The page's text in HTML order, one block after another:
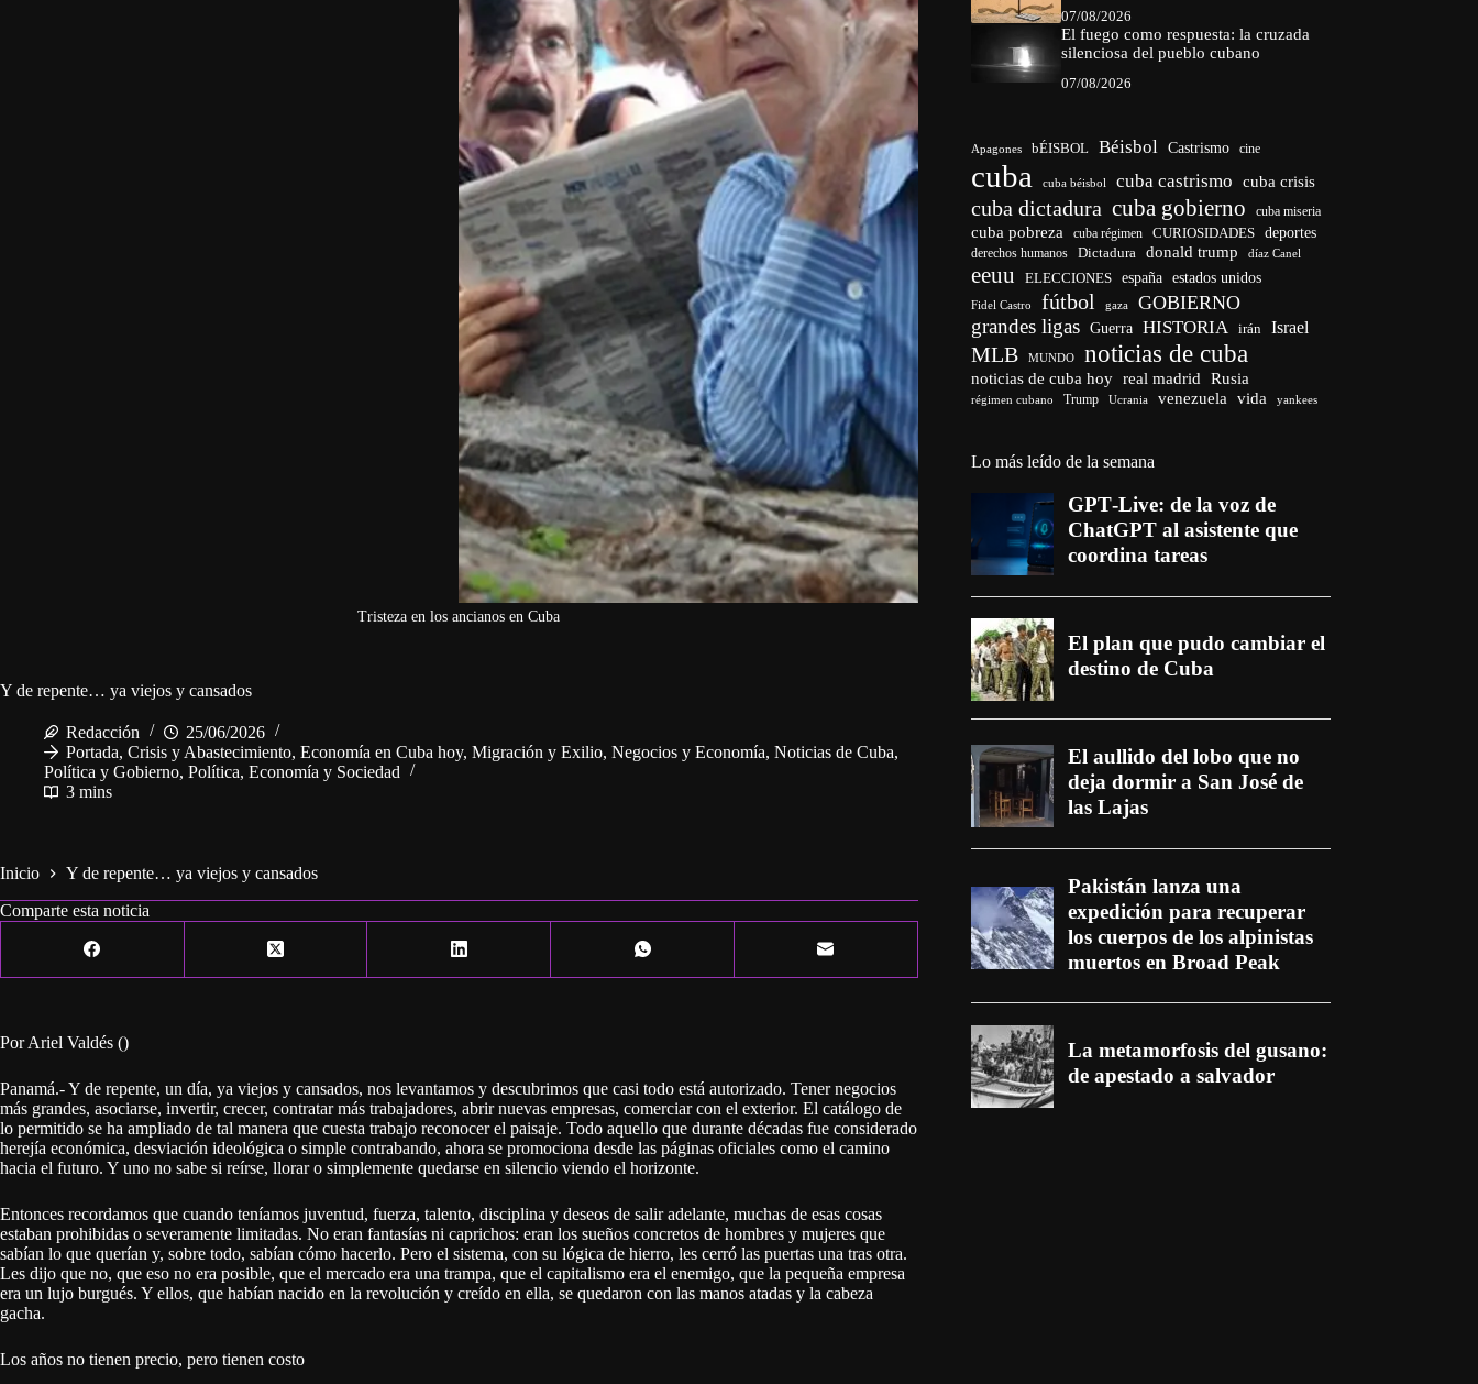
Tristeza en los ancianos en Cuba
Y de repente… ya viejos y cansados
Redacción
25/06/2026
Portada, Crisis y Abastecimiento, Economía en Cuba hoy, Migración y Exilio, Negocios y Economía, Noticias de Cuba,
Política y Gobierno, Política, Economía y Sociedad
3 mins
Inicio
Y de repente… ya viejos y cansados
Comparte esta noticia
Por Ariel Valdés ()
Panamá.- Y de repente, un día, ya viejos y cansados, nos levantamos y descubrimos que casi todo está autorizado. Tener negocios
más grandes, asociarse, invertir, crecer, contratar más trabajadores, abrir nuevas empresas, comerciar con el exterior. El catálogo de
lo permitido se ha ampliado de tal manera que cuesta trabajo reconocer el paisaje. Todo aquello que durante décadas fue considerado
herejía económica, desviación ideológica o simple contrabando, ahora se promociona desde las páginas oficiales como el camino
hacia el futuro. Y uno no sabe si reírse, llorar o simplemente quedarse en silencio viendo el horizonte.
Entonces recordamos que cuando teníamos juventud, fuerza, talento, disciplina y deseos de salir adelante, muchas de esas cosas
estaban prohibidas o severamente limitadas. No eran fantasías ni caprichos: eran los sueños concretos de hombres y mujeres que
sabían lo que querían y, sobre todo, sabían cómo hacerlo. Pero el sistema, con su lógica de hierro, les cerró las puertas una tras otra.
Les dijo que no, que eso no era posible, que el mercado era una trampa, que el capitalismo era el enemigo, que la pequeña empresa
era un lujo burgués. Y ellos, que habían nacido en la revolución y creído en ella, se quedaron con las manos atadas y la cabeza
gacha.
Los años no tienen precio, pero tienen costo
07/08/2026
El fuego como respuesta: la cruzada
silenciosa del pueblo cubano
07/08/2026
Apagones bÉISBOL Béisbol Castrismo cine
cuba cuba béisbol cuba castrismo cuba crisis
cuba dictadura cuba gobierno cuba miseria
cuba pobreza cuba régimen CURIOSIDADES deportes
derechos humanos Dictadura donald trump díaz Canel
eeuu ELECCIONES españa estados unidos
Fidel Castro fútbol gaza GOBIERNO
grandes ligas Guerra HISTORIA irán Israel
MLB MUNDO noticias de cuba
noticias de cuba hoy real madrid Rusia
régimen cubano Trump Ucrania venezuela vida yankees
Lo más leído de la semana